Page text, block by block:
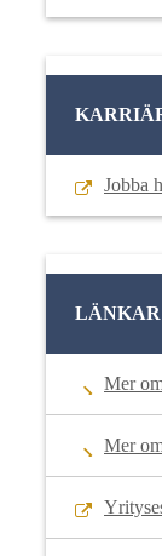
Jobba
Mer
Mer